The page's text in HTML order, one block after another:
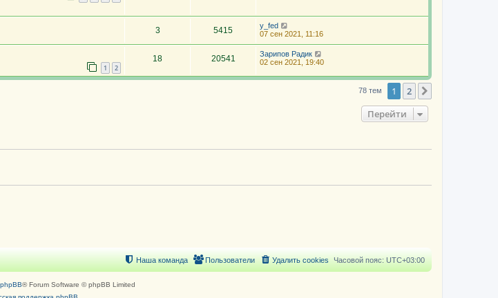
3 5415
y_fed
07 сен 2021, 11:16
1 2
18 20541
Зарипов Радик
02 сен 2021, 19:40
78 тем 1 2
Перейти
Часовой пояс: UTC+03:00
Удалить cookies
Пользователи
Наша команда
phpBB® Forum Software © phpBB Limited